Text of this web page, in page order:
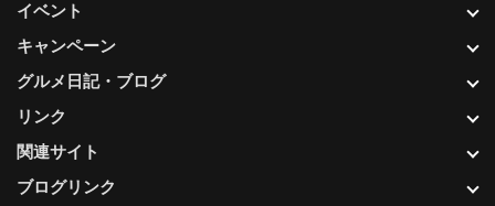
イベント
キャンペーン
グルメ日記・ブログ
リンク
関連サイト
ブログリンク